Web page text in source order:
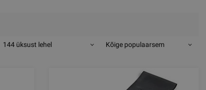
144 üksust lehel Kõige populaarsem